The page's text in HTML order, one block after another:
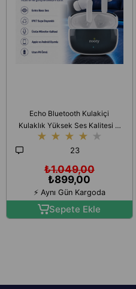
Echo Bluetooth Kulakiçi
Kulaklık Yüksek Ses Kalitesi +
Kaliteli Mikrofon IPX7 Uzun Pil
Ömrü Apple
★ ★ ★ ★ ★
23
₺899,00
₺1.049,00
Sepete Ekle
⚡ Aynı Gün Kargoda